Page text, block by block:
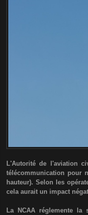
L'Autorité de l'aviation
télécommunication pour
hauteur). Selon les
cela aurait un impact
La NCAA réglemente